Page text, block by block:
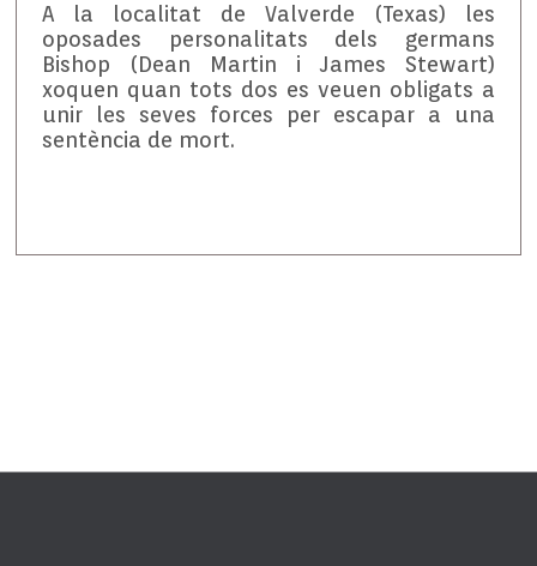
A la localitat de Valverde (Texas) les
oposades personalitats dels germans
Bishop (Dean Martin i James Stewart)
xoquen quan tots dos es veuen obligats a
unir les seves forces per escapar a una
sentència de mort.